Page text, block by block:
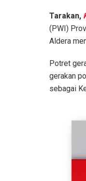
Tarakan,
(PWI)
Aldera
Potret
gerakan
sebagai